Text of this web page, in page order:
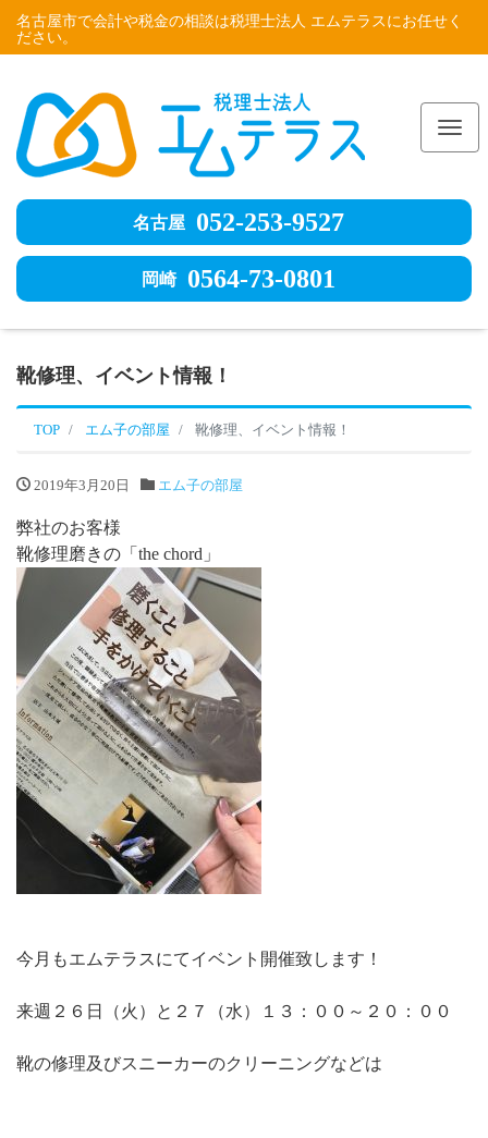
名古屋市で会計や税金の相談は税理士法人 エムテラスにお任せく
ださい。
名古屋 052-253-9527
岡崎 0564-73-0801
靴修理、イベント情報！
TOP エム子の部屋 靴修理、イベント情報！
2019年3月20日 エム子の部屋
弊社のお客様
靴修理磨きの「the chord」
今月もエムテラスにてイベント開催致します！
来週２６日（火）と２７（水）１３：００～２０：００
靴の修理及びスニーカーのクリーニングなどは